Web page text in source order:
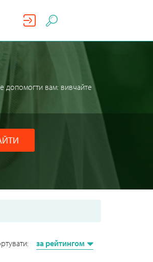
допомогти вам: вивчайте
за рейтингом